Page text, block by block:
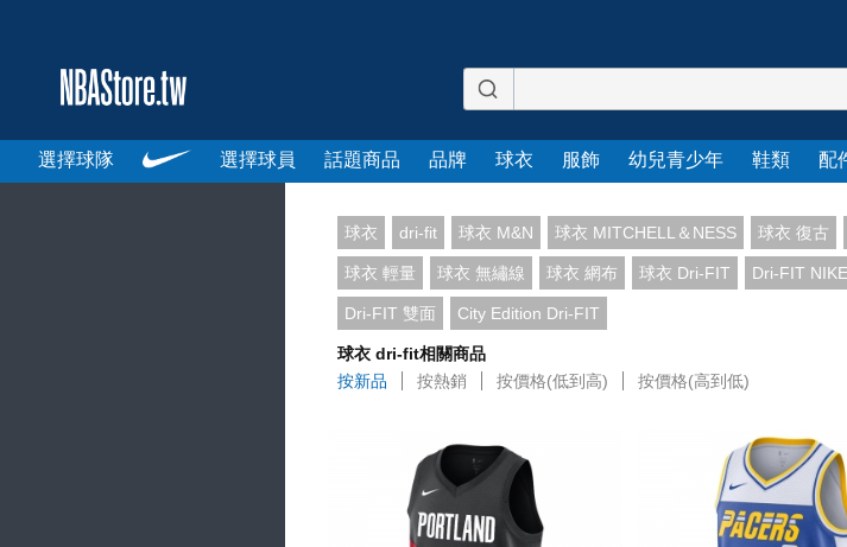
選擇球隊 選擇球員 話題商品 品牌 球衣 服飾 幼兒青少年 鞋類 配
球衣 dri-fit 球衣 M&N 球衣 MITCHELL＆NESS 球衣 復古
球衣 輕量 球衣 無繡線 球衣 網布 球衣 Dri-FIT Dri-FIT NIKE
Dri-FIT 雙面 City Edition Dri-FIT
球衣 dri-fit相關商品
按新品
按熱銷 按價格(低到高) 按價格(高到低)